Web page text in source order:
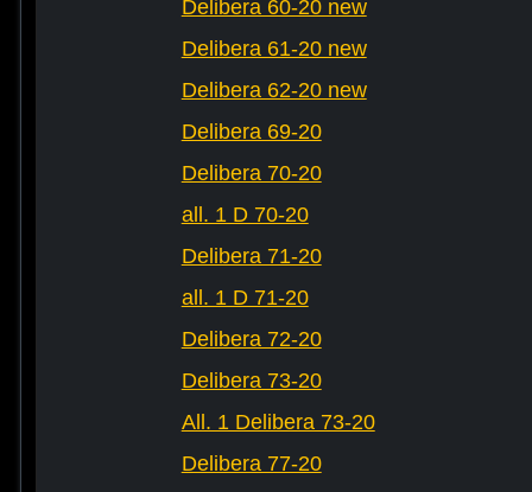
Delibera 60-20 new
Delibera 61-20 new
Delibera 62-20 new
Delibera 69-20
Delibera 70-20
all. 1 D 70-20
Delibera 71-20
all. 1 D 71-20
Delibera 72-20
Delibera 73-20
All. 1 Delibera 73-20
Delibera 77-20